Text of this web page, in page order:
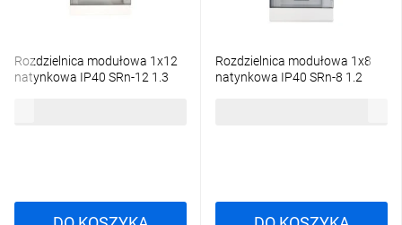
Rozdzielnica modułowa 1x12
natynkowa IP40 SRn-12 1.3
Rozdzielnica modułowa 1x8
natynkowa IP40 SRn-8 1.2